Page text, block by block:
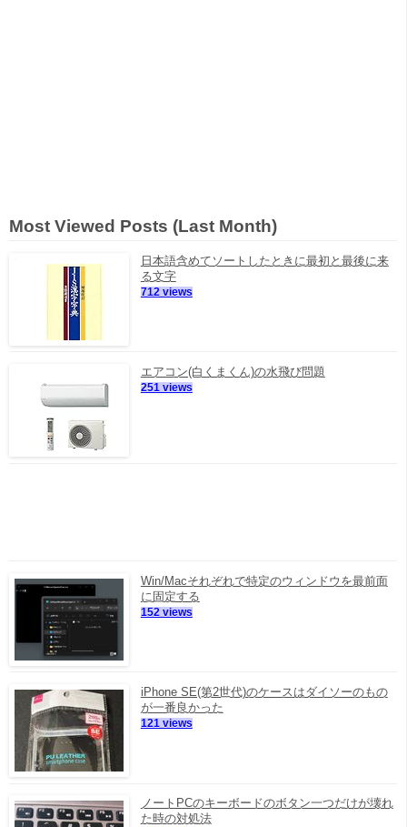
Most Viewed Posts (Last Month)
日本語含めてソートしたときに最初と最後に来
る文字
712 views
エアコン(白くまくん)の水飛び問題
251 views
Win/Macそれぞれで特定のウィンドウを最前面
に固定する
152 views
iPhone SE(第2世代)のケースはダイソーのもの
が一番良かった
121 views
ノートPCのキーボードのボタン一つだけが壊れ
た時の対処法